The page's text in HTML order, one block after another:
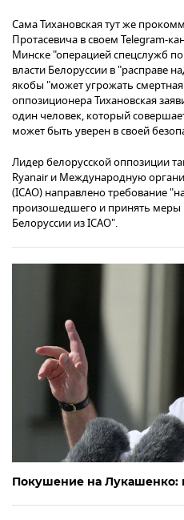
Сама Тихановская тут же
Протасевича в своем Telegram-
Минске "операцией спецслужб
власти Белоруссии в "расправе
якобы "может угрожать смертная
оппозиционера Тихановская
один человек, который
может быть уверен в своей
Лидер белорусской оппозиции
Ryanair и Международную
(ICAO) направлено требование
произошедшего и принять меры
Белоруссии из ICAO".
Покушение на Лукашенко: